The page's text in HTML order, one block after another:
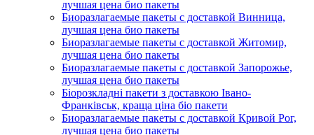
лучшая цена био пакеты
Биоразлагаемые пакеты с доставкой Винница,
лучшая цена био пакеты
Биоразлагаемые пакеты с доставкой Житомир,
лучшая цена био пакеты
Биоразлагаемые пакеты с доставкой Запорожье,
лучшая цена био пакеты
Біорозкладні пакети з доставкою Івано-
Франківськ, краща ціна біо пакети
Биоразлагаемые пакеты с доставкой Кривой Рог,
лучшая цена био пакеты